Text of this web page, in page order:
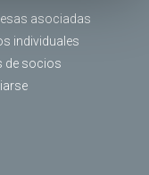
asociadas
individuales
de socios